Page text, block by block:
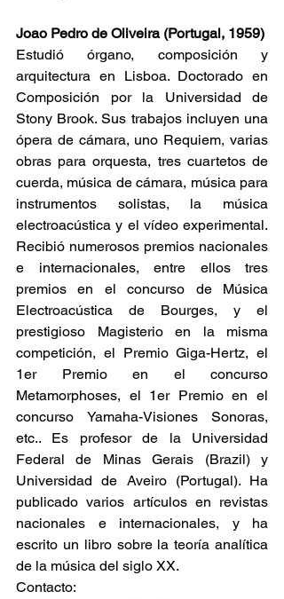
Joao Pedro de Oliveira (Portugal, 1959)
Estudió órgano, composición y
arquitectura en Lisboa. Doctorado en
Composición por la Universidad de
Stony Brook. Sus trabajos incluyen una
ópera de cámara, uno Requiem, varias
obras para orquesta, tres cuartetos de
cuerda, música de cámara, música para
instrumentos solistas, la música
electroacústica y el vídeo experimental.
Recibió numerosos premios nacionales
e internacionales, entre ellos tres
premios en el concurso de Música
Electroacústica de Bourges, y el
prestigioso Magisterio en la misma
competición, el Premio Giga-Hertz, el
1er Premio en el concurso
Metamorphoses, el 1er Premio en el
concurso Yamaha-Visiones Sonoras,
etc.. Es profesor de la Universidad
Federal de Minas Gerais (Brazil) y
Universidad de Aveiro (Portugal). Ha
publicado varios artículos en revistas
nacionales e internacionales, y ha
escrito un libro sobre la teoría analítica
de la música del siglo XX.